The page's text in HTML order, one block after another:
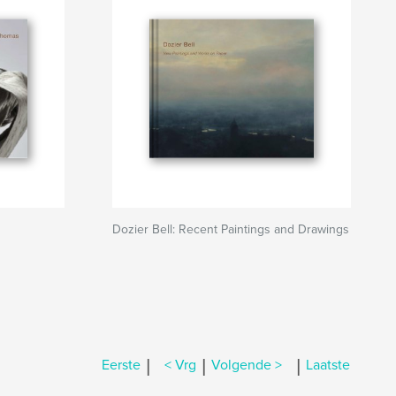
Dozier Bell: Recent Paintings and Drawings
Eerste | < Vrg | Volgende > | Laatste